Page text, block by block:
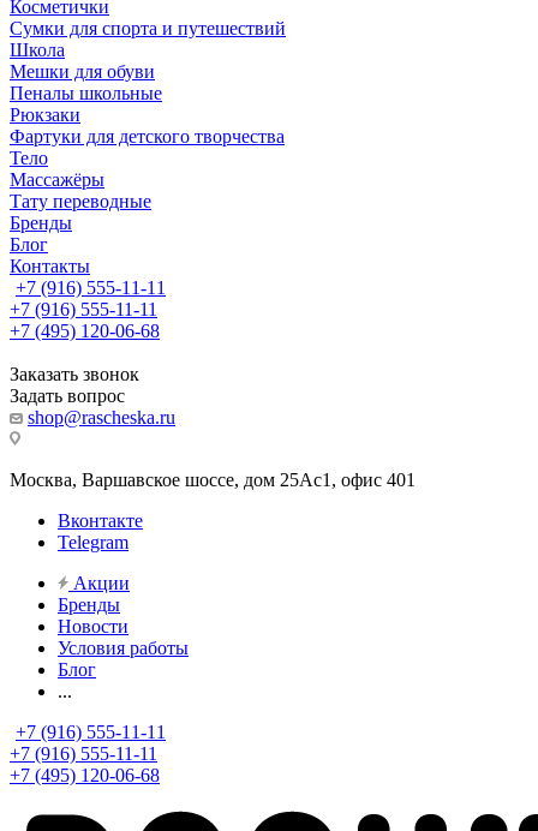
Косметички
Сумки для спорта и путешествий
Школа
Мешки для обуви
Пеналы школьные
Рюкзаки
Фартуки для детского творчества
Тело
Массажёры
Тату переводные
Бренды
Блог
Контакты
+7 (916) 555-11-11
+7 (916) 555-11-11
+7 (495) 120-06-68
Заказать звонок
Задать вопрос
shop@rascheska.ru
Москва, Варшавское шоссе, дом 25Аc1, офис 401
Вконтакте
Telegram
Акции
Бренды
Новости
Условия работы
Блог
...
+7 (916) 555-11-11
+7 (916) 555-11-11
+7 (495) 120-06-68